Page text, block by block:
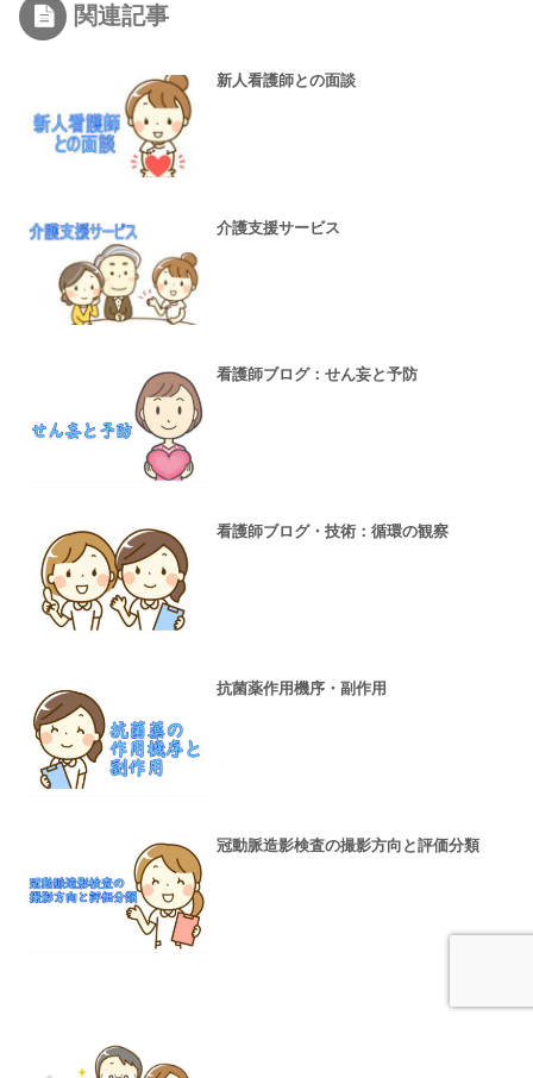
関連記事
新人看護師との面談
介護支援サービス
看護師ブログ：せん妄と予防
看護師ブログ・技術：循環の観察
抗菌薬作用機序・副作用
冠動脈造影検査の撮影方向と評価分類